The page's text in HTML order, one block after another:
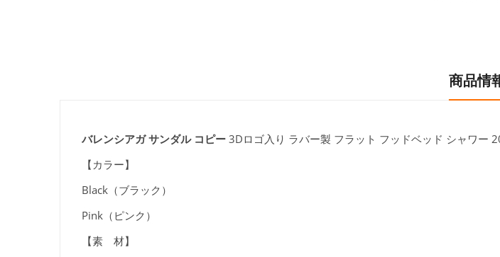
商品情
バレンシアガ サンダル コピー 3Dロゴ入り ラバー製 フラット フッドベッド シャワー
【カラー】
Black（ブラック）
Pink（ピンク）
【素 材】